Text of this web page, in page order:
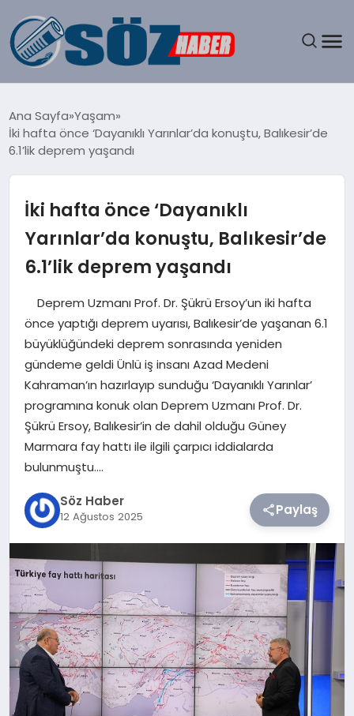
SPOR
EĞITIM
SAĞLIK
DÜNYA
TEKNOLOJI
SIYASET
YAŞAM
Ana Sayfa Yaşam
İki hafta önce ‘Dayanıklı Yarınlar’da konuştu, Balıkesir’de
6.1’lik deprem yaşandı
İki hafta önce ‘Dayanıklı
Yarınlar’da konuştu, Balıkesir’de
6.1’lik deprem yaşandı
Deprem Uzmanı Prof. Dr. Şükrü Ersoy’un iki hafta
önce yaptığı deprem uyarısı, Balıkesir’de yaşanan 6.1
büyüklüğündeki deprem sonrasında yeniden
gündeme geldi Ünlü iş insanı Azad Medeni
Kahraman’ın hazırlayıp sunduğu ‘Dayanıklı Yarınlar’
programına konuk olan Deprem Uzmanı Prof. Dr.
Şükrü Ersoy, Balıkesir’in de dahil olduğu Güney
Marmara fay hattı ile ilgili çarpıcı iddialarda
bulunmuştu….
Söz Haber
12 Ağustos 2025 Paylaş